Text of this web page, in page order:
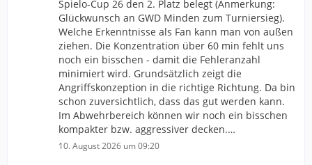
Spielo-Cup 26 den 2. Platz belegt (Anmerkung:
Glückwunsch an GWD Minden zum Turniersieg).
Welche Erkenntnisse als Fan kann man von außen
ziehen. Die Konzentration über 60 min fehlt uns
noch ein bisschen - damit die Fehleranzahl
minimiert wird. Grundsätzlich zeigt die
Angriffskonzeption in die richtige Richtung. Da bin
schon zuversichtlich, dass das gut werden kann.
Im Abwehrbereich können wir noch ein bisschen
kompakter bzw. aggressiver decken.…
10. August 2026 um 09:20